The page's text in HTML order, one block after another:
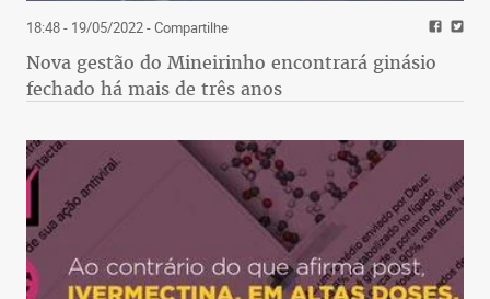
18:48 - 19/05/2022- Compartilhe
Nova gestão do Mineirinho encontrará ginásio
fechado há mais de três anos